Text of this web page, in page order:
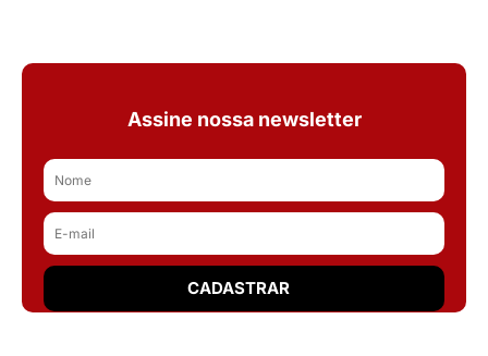
Assine nossa newsletter